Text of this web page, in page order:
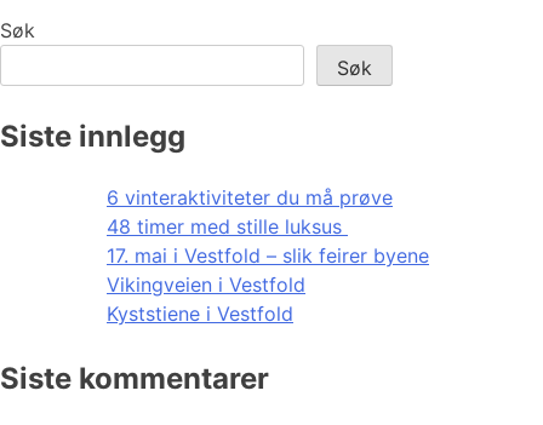
Søk
Søk
Siste innlegg
6 vinteraktiviteter du må prøve
48 timer med stille luksus
17. mai i Vestfold – slik feirer byene
Vikingveien i Vestfold
Kyststiene i Vestfold
Siste kommentarer